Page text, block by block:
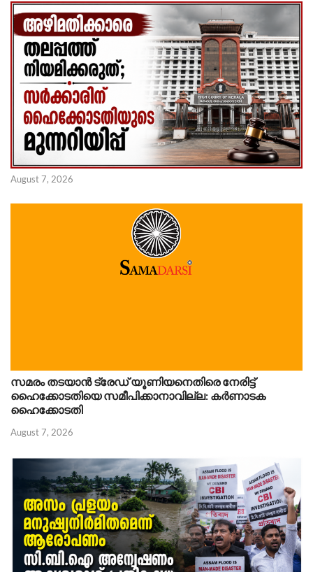
August 7, 2026
സമരം തടയാൻ ട്രേഡ് യൂണിയനെതിരെ നേരിട്ട്
ഹൈക്കോടതിയെ സമീപിക്കാനാവില്ല: കർണാടക
ഹൈക്കോടതി
August 7, 2026